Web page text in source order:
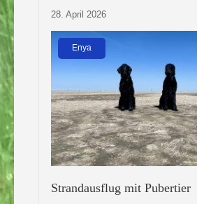
28. April 2026
Enya
Strandausflug mit Pubertier